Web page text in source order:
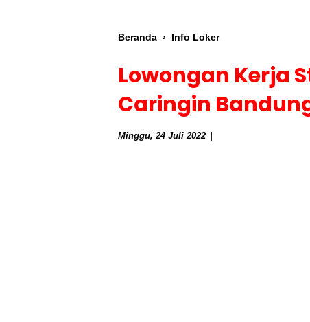
Beranda › Info Loker
Lowongan Kerja
Caringin
Minggu, 24 Juli 2022